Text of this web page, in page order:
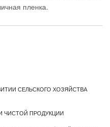
пленка.
СЕЛЬСКОГО ХОЗЯЙСТВА
ЧИСТОЙ ПРОДУКЦИИ